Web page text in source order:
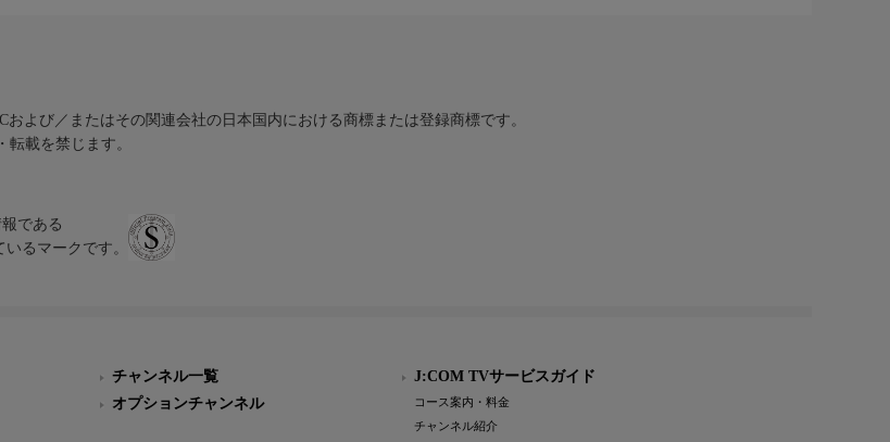
よび／またはその関連会社の日本国内における商標または登録商標です。
載を禁じます。
である
るマークです。
チャンネル一覧
オプションチャンネル
J:COM TVサービスガイド
コース案内・料金
チャンネル紹介